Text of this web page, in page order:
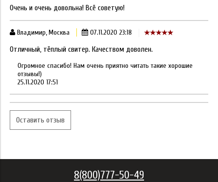
Очень и очень довольна! Всё советую!
Владимир, Москва 07.11.2020 23:18
Отличный, тёплый свитер. Качеством доволен.
Огромное спасибо! Нам очень приятно читать такие хорошие
отзывы!)
25.11.2020 17:51
Оставить отзыв
8(800)777-50-49